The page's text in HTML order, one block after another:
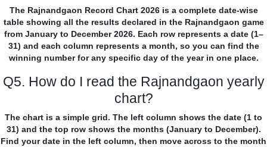
The Rajnandgaon Record Chart 2026 is a complete date-wise
table showing all the results declared in the Rajnandgaon game
from January to December 2026. Each row represents a date (1–
31) and each column represents a month, so you can find the
winning number for any specific day of the year in one place.
Q5. How do I read the Rajnandgaon yearly
chart?
The chart is a simple grid. The left column shows the date (1 to
31) and the top row shows the months (January to December).
Find your date in the left column, then move across to the month